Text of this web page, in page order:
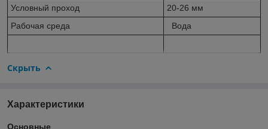
Условный проход
20-26 мм
Рабочая среда
Вода
Скрыть
Характеристики
Основные